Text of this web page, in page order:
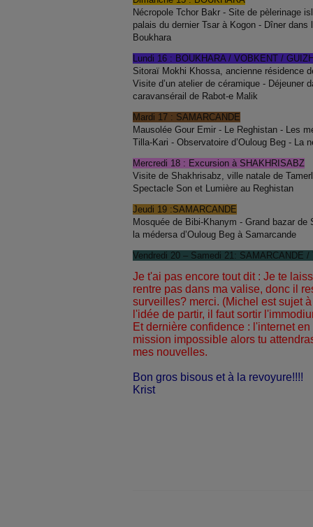
Nécropole Tchor Bakr - Site de pèlerinage
palais du dernier Tsar à Kogon - Dîner dans
Boukhara
Lundi 16 : BOUKHARA / VOBKENT /
Sitoraï Mokhi Khossa, ancienne résidence
Visite d’un atelier de céramique - Déjeuner
caravansérail de Rabot-e Malik
Mardi 17 : SAMARCANDE
Mausolée Gour Emir - Le Reghistan - Les
Tilla-Kari - Observatoire d’Ouloug Beg - La
Mercredi 18 : Excursion à SHAKHRISABZ
Visite de Shakhrisabz, ville natale de
Spectacle Son et Lumière au Reghistan
Jeudi 19 :SAMARCANDE
Mosquée de Bibi-Khanym - Grand bazar de
la médersa d’Ouloug Beg à Samarcande
Vendred i 20 – Samedi 21: SAMARCANDE /
Je t'ai pas encore tout dit : Je te
rentre pas dans ma valise, donc il
surveilles? merci. (Michel est sujet
l'idée de partir, il faut sortir
Et dernière confidence : l'internet
mission impossible alors tu
mes nouvelles.
Bon gros bisous et à la revoyure!!!!
Krist